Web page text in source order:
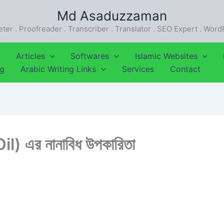
Md Asaduzzaman
. Proofreader . Transcriber . Translator . SEO Expert .
Articles Softwares Islamic Websites
Arabic Writing Links Services Contact
নানাবিধ উপকারিতা